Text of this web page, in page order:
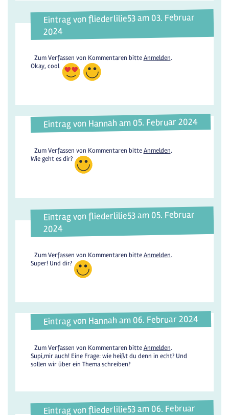
Eintrag von fliederlilie53 am 03. Februar
2024
Zum Verfassen von Kommentaren bitteAnmelden.
Okay, cool
Eintrag von Hannah am 05. Februar 2024
Zum Verfassen von Kommentaren bitteAnmelden.
Wie geht es dir?
Eintrag von fliederlilie53 am 05. Februar
2024
Zum Verfassen von Kommentaren bitteAnmelden.
Super! Und dir?
Eintrag von Hannah am 06. Februar 2024
Zum Verfassen von Kommentaren bitteAnmelden.
Supi,mir auch! Eine Frage: wie heißt du denn in echt? Und
sollen wir über ein Thema schreiben?
Eintrag von fliederlilie53 am 06. Februar